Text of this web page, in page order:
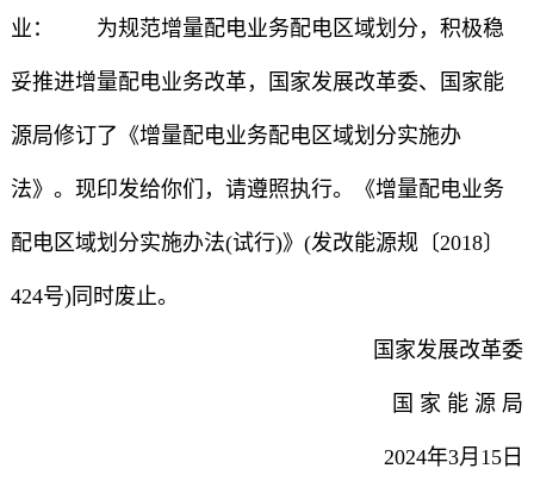
业： 为规范增量配电业务配电区域划分，积极稳
妥推进增量配电业务改革，国家发展改革委、国家能
源局修订了《增量配电业务配电区域划分实施办
法》。现印发给你们，请遵照执行。《增量配电业务
配电区域划分实施办法(试行)》(发改能源规〔2018〕
424号)同时废止。
国家发展改革委
国 家 能 源 局
2024年3月15日